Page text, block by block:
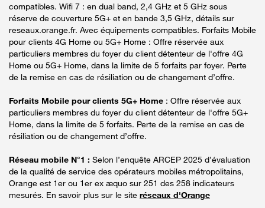
compatibles. Wifi 7 : en dual band, 2,4 GHz et 5 GHz sous
réserve de couverture 5G+ et en bande 3,5 GHz, détails sur
reseaux.orange.fr. Avec équipements compatibles. Forfaits Mobile
pour clients 4G Home ou 5G+ Home : Offre réservée aux
particuliers membres du foyer du client détenteur de l'offre 4G
Home ou 5G+ Home, dans la limite de 5 forfaits par foyer. Perte
de la remise en cas de résiliation ou de changement d’offre.
Forfaits Mobile pour clients 5G+ Home : Offre réservée aux
particuliers membres du foyer du client détenteur de l'offre 5G+
Home, dans la limite de 5 forfaits. Perte de la remise en cas de
résiliation ou de changement d’offre.
Réseau mobile N°1 : Selon l’enquête ARCEP 2025 d’évaluation
de la qualité de service des opérateurs mobiles métropolitains,
Orange est 1er ou 1er ex æquo sur 251 des 258 indicateurs
mesurés. En savoir plus sur le site réseaux d'Orange